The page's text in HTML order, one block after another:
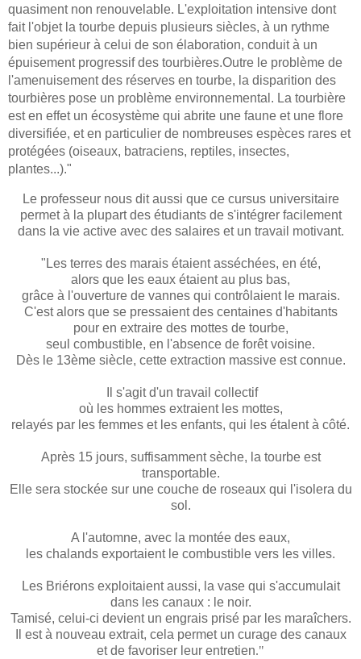
quasiment non renouvelable. L'exploitation intensive dont
fait l'objet la tourbe depuis plusieurs siècles, à un rythme
bien supérieur à celui de son élaboration, conduit à un
épuisement progressif des tourbières.Outre le problème de
l'amenuisement des réserves en tourbe, la disparition des
tourbières pose un problème environnemental. La tourbière
est en effet un écosystème qui abrite une faune et une flore
diversifiée, et en particulier de nombreuses espèces rares et
protégées (oiseaux, batraciens, reptiles, insectes,
plantes...)."
Le professeur nousdit aussi que ce cursus universitaire
permet à la plupart des étudiants de s'intégrer facilement
dans la vie active avec des salaires et un travail motivant.
"Les terres des marais étaient asséchées, en été,
alors que les eaux étaient au plus bas,
grâce à l'ouverture de vannes qui contrôlaient le marais.
C'est alors que se pressaient des centaines d'habitants
pour en extraire des mottes de tourbe,
seul combustible, en l'absence de forêt voisine.
Dès le 13ème siècle, cette extraction massive est connue.
Il s'agit d'un travail collectif
où les hommes extraient les mottes,
relayés par les femmes et les enfants, qui les étalent à côté.
Après 15 jours, suffisamment sèche, la tourbe est
transportable.
Elle sera stockée sur une couche de roseaux qui l'isolera du
sol.
A l'automne, avec la montée des eaux,
les chalands exportaient le combustible vers les villes.
Les Briérons exploitaient aussi, la vase qui s'accumulait
dans les canaux : le noir.
Tamisé, celui-ci devient un engrais prisé par les maraîchers.
Il est à nouveau extrait, cela permet un curage des canaux
et de favoriser leur entretien."